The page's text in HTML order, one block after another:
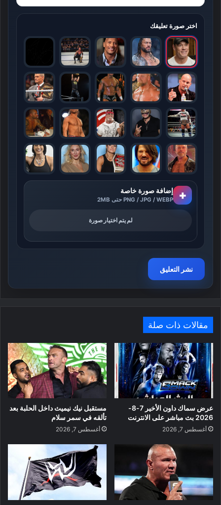
اختر صورة تعليقك
+ إضافة صورة خاصة
PNG / JPG / WEBP حتى 2MB
لم يتم اختيار صورة
مقالات ذات صلة
عرض سماك داون الأخير 7-8-
2026 بث مباشر على الانترنت
أغسطس 7, 2026
مستقبل نيك نيميث داخل الحلبة بعد
تألقه في سمر سلام
أغسطس 7, 2026